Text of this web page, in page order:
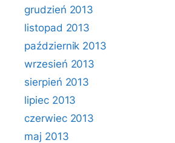
grudzień 2013
listopad 2013
październik 2013
wrzesień 2013
sierpień 2013
lipiec 2013
czerwiec 2013
maj 2013